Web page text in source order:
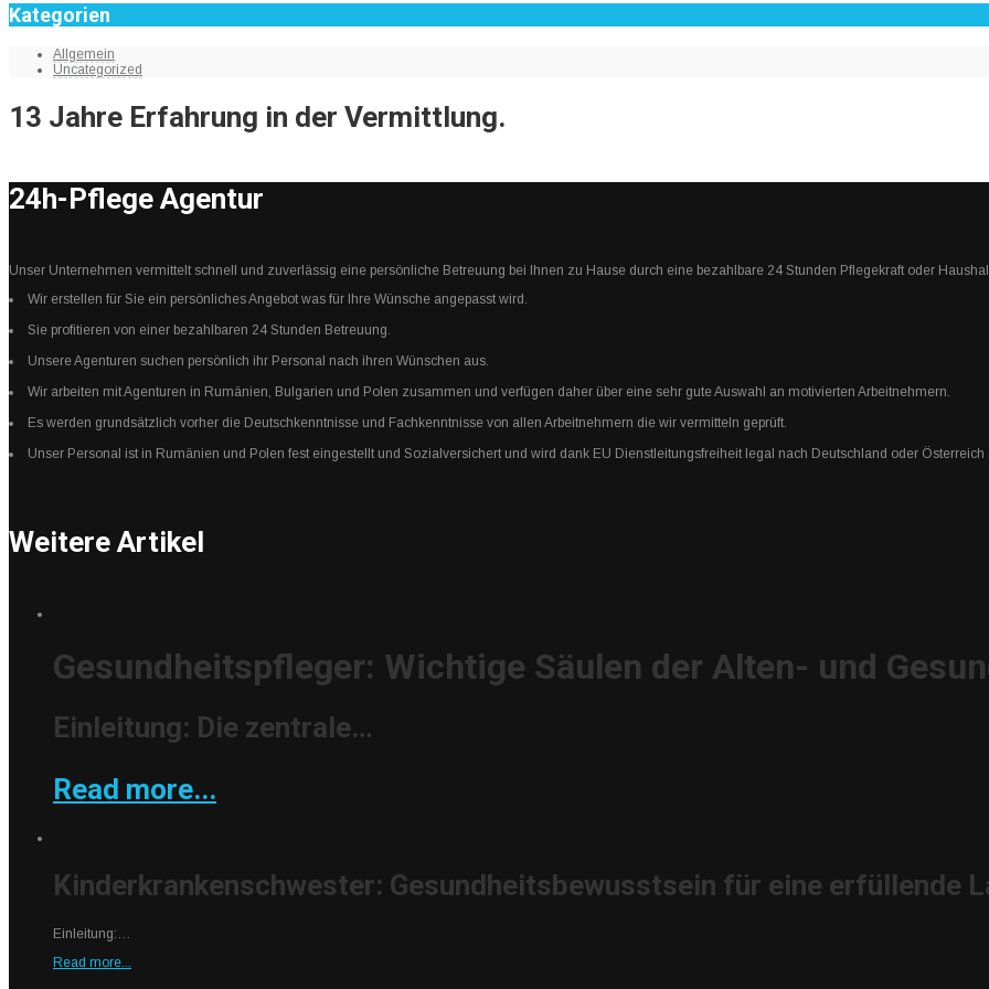
Kategorien
Allgemein
Uncategorized
13 Jahre Erfahrung in der Vermittlung.
24h-Pflege Agentur
Unser Unternehmen vermittelt schnell und zuverlässig eine persönliche Betreuung bei Ihnen zu Hause durch eine bezahlbare 24 Stunden Pflegekraft oder
Wir erstellen für Sie ein persönliches Angebot was für Ihre Wünsche angepasst wird.
Sie profitieren von einer bezahlbaren 24 Stunden Betreuung.
Unsere Agenturen suchen persönlich ihr Personal nach ihren Wünschen aus.
Wir arbeiten mit Agenturen in Rumänien, Bulgarien und Polen zusammen und verfügen daher über eine sehr gute Auswahl an motivierten Arbeitnehmern.
Es werden grundsätzlich vorher die Deutschkenntnisse und Fachkenntnisse von allen Arbeitnehmern die wir vermitteln geprüft.
Unser Personal ist in Rumänien und Polen fest eingestellt und Sozialversichert und wird dank EU Dienstleitungsfreiheit legal nach Deutschland oder Österreich
Weitere Artikel
Gesundheitspfleger: Wichtige Säulen der Alten- und
Einleitung: Die zentrale…
Read more...
Kinderkrankenschwester: Gesundheitsbewusstsein für eine erfüllende
Einleitung:…
Read more...